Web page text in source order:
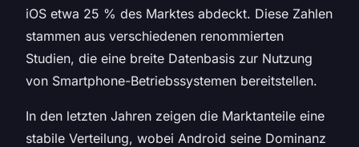
iOS etwa 25 % des Marktes abdeckt. Diese Zahlen
stammen aus verschiedenen renommierten
Studien, die eine breite Datenbasis zur Nutzung
von Smartphone-Betriebssystemen bereitstellen.
In den letzten Jahren zeigen die Marktanteile eine
stabile Verteilung, wobei Android seine Dominanz